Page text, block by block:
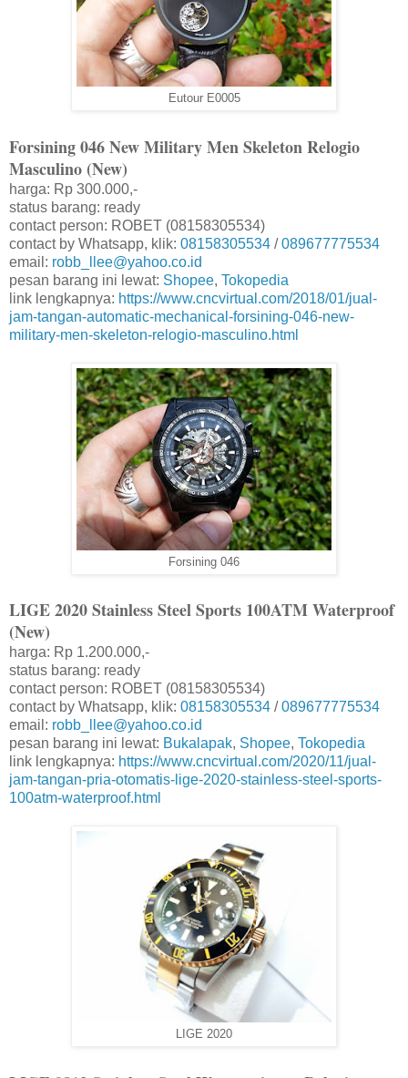
Eutour E0005
Forsining 046 New Military Men Skeleton Relogio
Masculino (New)
harga: Rp 300.000,-
status barang: ready
contact person: ROBET (08158305534)
contact by Whatsapp, klik: 08158305534 /089677775534
email: robb_llee@yahoo.co.id
pesan barang ini lewat: Shopee, Tokopedia
link lengkapnya: https://www.cncvirtual.com/2018/01/jual-
jam-tangan-automatic-mechanical-forsining-046-new-
military-men-skeleton-relogio-masculino.html
Forsining 046
LIGE 2020 Stainless Steel Sports 100ATM Waterproof
(New)
harga: Rp 1.200.000,-
status barang: ready
contact person: ROBET (08158305534)
contact by Whatsapp, klik: 08158305534 / 089677775534
email: robb_llee@yahoo.co.id
pesan barang ini lewat: Bukalapak, Shopee, Tokopedia
link lengkapnya: https://www.cncvirtual.com/2020/11/jual-
jam-tangan-pria-otomatis-lige-2020-stainless-steel-sports-
100atm-waterproof.html
LIGE 2020